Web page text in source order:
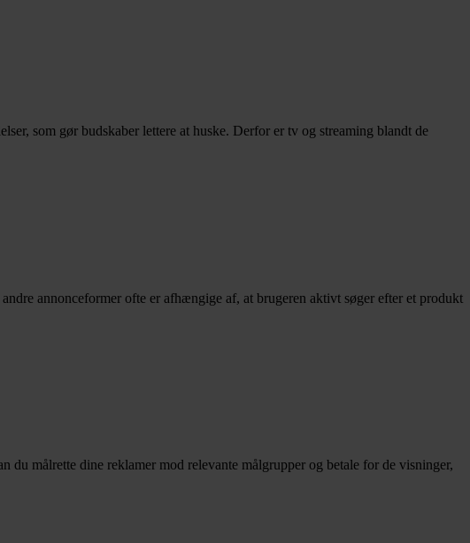
som gør budskaber lettere at huske. Derfor er tv og streaming blandt de
annonceformer ofte er afhængige af, at brugeren aktivt søger efter et produkt
målrette dine reklamer mod relevante målgrupper og betale for de visninger,